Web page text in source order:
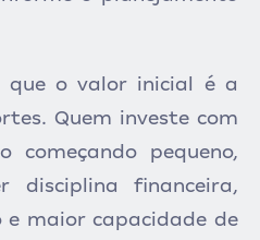
o valor inicial é a
Quem investe com
começando pequeno,
disciplina financeira,
e maior capacidade de